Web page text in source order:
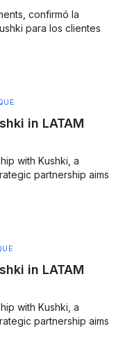
confirmó la
para los clientes
in LATAM
with Kushki, a
partnership aims
in LATAM
with Kushki, a
partnership aims